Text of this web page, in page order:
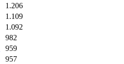
1.206
1.109
1.092
982
959
957